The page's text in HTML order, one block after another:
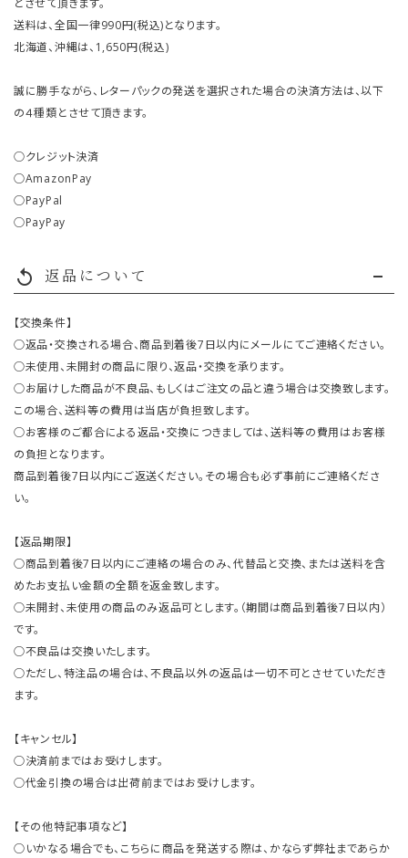
送料は、全国一律990円(税込)となります。
北海道、沖縄は、1,650円(税込)
誠に勝手ながら、レターパックの発送を選択された場合の決済方法は、以下
の４種類とさせて頂きます。
○クレジット決済
○AmazonPay
○PayPal
○PayPay
replay 返品について
【交換条件】
○返品・交換される場合、商品到着後7日以内にメールにてご連絡ください。
○未使用、未開封の商品に限り、返品・交換を承ります。
○お届けした商品が不良品、もしくはご注文の品と違う場合は交換致します。
この場合、送料等の費用は当店が負担致します。
○お客様のご都合による返品・交換につきましては、送料等の費用はお客様
の負担となります。
商品到着後7日以内にご返送ください。その場合も必ず事前にご連絡くださ
い。
【返品期限】
○商品到着後7日以内にご連絡の場合のみ、代替品と交換、または送料を含
めたお支払い金額の全額を返金致します。
○未開封、未使用の商品のみ返品可とします。（期間は商品到着後7日以内）
です。
○不良品は交換いたします。
○ただし、特注品の場合は、不良品以外の返品は一切不可とさせていただき
ます。
【キャンセル】
○決済前まではお受けします。
○代金引換の場合は出荷前まではお受けします。
【その他特記事項など】
○いかなる場合でも、こちらに商品を発送する際は、かならず弊社まであらか